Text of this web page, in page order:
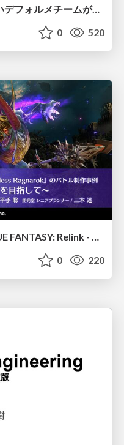
【CEDEC2026】専門性の高いデフォルメチームが挑んだ人材育成戦略 〜Cygames Academiaの企画から実施まで〜
0 520
【CEDEC2026】『GRANBLUE FANTASY: Relink - Endless Ragnarok』のバトル制作事例 ～最高のキャラゲーを目指して～
0 220